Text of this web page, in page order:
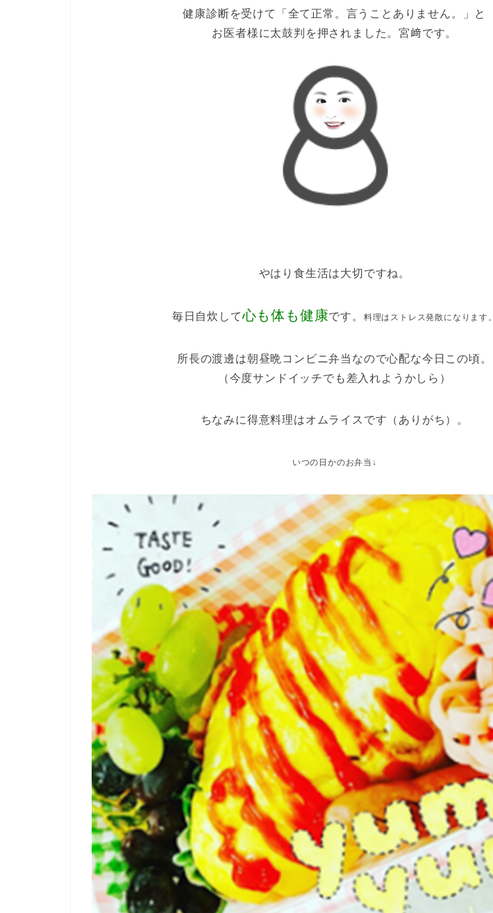
健康診断を受けて「全て正常。言うことありません。」と
お医者様に太鼓判を押されました。宮﨑です。
やはり食生活は大切ですね。
毎日自炊して心も体も健康です。 料理はストレス発散になります。
所長の渡邊は朝昼晩コンビニ弁当なので心配な今日この頃。
（今度サンドイッチでも差入れようかしら）
ちなみに得意料理はオムライスです（ありがち）。
いつの日かのお弁当↓